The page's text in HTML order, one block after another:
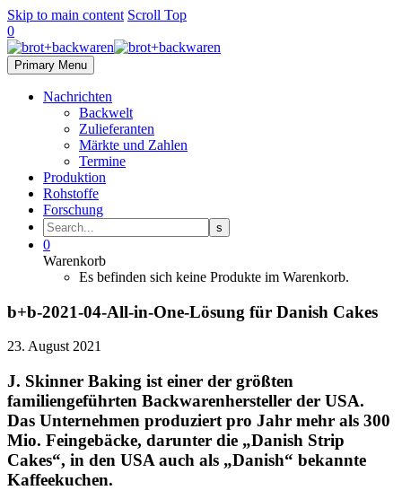
Skip to main content Scroll Top
0
Primary Menu
Nachrichten
Backwelt
Zulieferanten
Märkte und Zahlen
Termine
Produktion
Rohstoffe
Forschung
0
Warenkorb
Es befinden sich keine Produkte im Warenkorb.
b+b-2021-04-All-in-One-Lösung für Danish Cakes
23. August 2021
J. Skinner Baking ist einer der größten
familiengeführten Backwarenhersteller der USA.
Das Unternehmen produziert pro Jahr mehr als 300
Mio. Feingebäcke, darunter die „Danish Strip
Cakes“, in den USA auch als „Danish“ bekannte
Kaffeekuchen.